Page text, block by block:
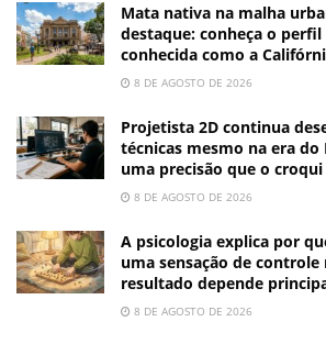
Mata nativa na malha
destaque: conheça o
conhecida como a
8 DE AGOSTO DE 2026
Projetista 2D continua
técnicas mesmo na era
uma precisão que o
8 DE AGOSTO DE 2026
A psicologia explica por
uma sensação de
resultado depende
8 DE AGOSTO DE 2026